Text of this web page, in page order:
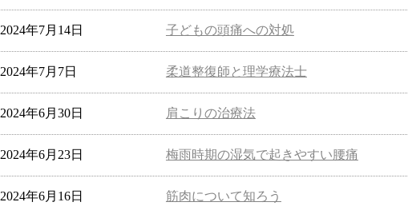
2024年7月14日 子どもの頭痛への対処
2024年7月7日 柔道整復師と理学療法士
2024年6月30日 肩こりの治療法
2024年6月23日 梅雨時期の湿気で起きやすい腰痛
2024年6月16日 筋肉について知ろう